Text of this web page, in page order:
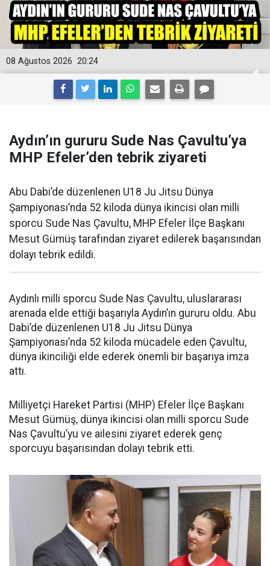
20:24
08 Ağustos 2026
Aydın’ın gururu Sude Nas Çavultu’ya
MHP Efeler’den tebrik ziyareti
Abu Dabi’de düzenlenen U18 Ju Jitsu Dünya
Şampiyonası’nda 52 kiloda dünya ikincisi olan milli
sporcu Sude Nas Çavultu, MHP Efeler İlçe Başkanı
Mesut Gümüş tarafından ziyaret edilerek başarısından
dolayı tebrik edildi.
Aydınlı milli sporcu Sude Nas Çavultu, uluslararası
arenada elde ettiği başarıyla Aydın’ın gururu oldu. Abu
Dabi’de düzenlenen U18 Ju Jitsu Dünya
Şampiyonası’nda 52 kiloda mücadele eden Çavultu,
dünya ikinciliği elde ederek önemli bir başarıya imza
attı.
Milliyetçi Hareket Partisi (MHP) Efeler İlçe Başkanı
Mesut Gümüş, dünya ikincisi olan milli sporcu Sude
Nas Çavultu’yu ve ailesini ziyaret ederek genç
sporcuyu başarısından dolayı tebrik etti.